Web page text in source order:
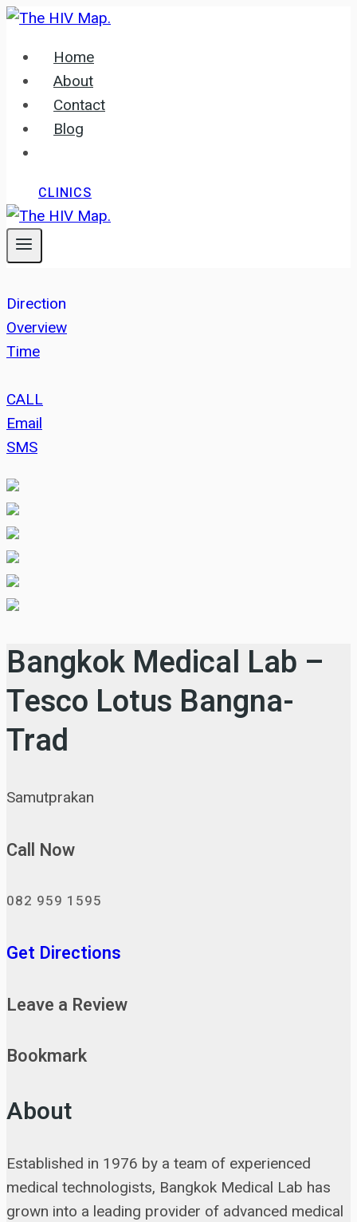
Skip
contentHome
About
Contact
Blog
CLINICS
Direction
Overview
Time
CALL
Email
SMS
Bangkok Medical Lab –
Tesco Lotus Bangna-
Trad
Samutprakan
Call Now
082 959 1595
Get Directions
Leave a Review
Bookmark
About
Established in 1976 by a team of experienced
medical technologists, Bangkok Medical Lab has
grown into a leading provider of advanced medical